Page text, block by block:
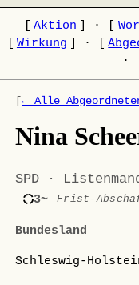
Aktion ·
Wirkung ·
·
[← Alle
Nina
SPD ·
3~ Frist-
Bundesland
Schleswig-